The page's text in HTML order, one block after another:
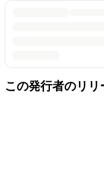
この発行者のリリ